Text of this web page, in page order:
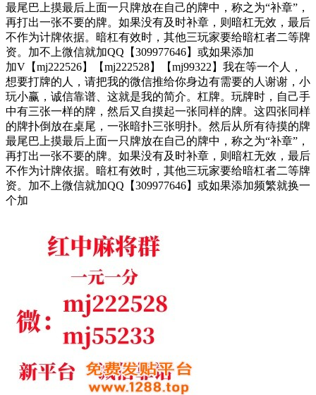
最尾巴上摸最后上面一只牌放在自己的牌中，称之为“补章”，
再打出一张不要的牌。如果没有及时补章，则暗杠无效，最后
不作为计牌依据。暗杠有效时，其他三玩家要给暗杠者二等牌
资。加不上微信就加QQ【309977646】或如果添加
加V【mj222526】【mj222528】【mj99322】我在等一个人，
想要打牌的人，请把我的微信推给你身边有需要的人谢谢，小
玩小赢，诚信靠谱、这就是我的简介。杠牌。玩牌时，自己手
中有三张一样的牌，然后又自摸起一张同样的牌。这四张同样
的牌扑倒放在桌尾，一张暗扑三张明扑。然后从所有待摸的牌
最尾巴上摸最后上面一只牌放在自己的牌中，称之为“补章”，
再打出一张不要的牌。如果没有及时补章，则暗杠无效，最后
不作为计牌依据。暗杠有效时，其他三玩家要给暗杠者二等牌
资。加不上微信就加QQ【309977646】或如果添加频繁就换一
个加